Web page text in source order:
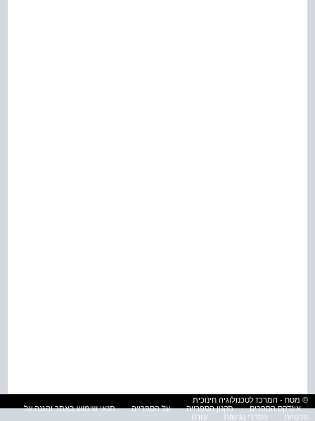
© מטח - המרכז לטכנולוגיה חינוכית
אינדקס הספרים
תקנון הספרייה על הספרייה
תנאי שימוש באתר והגנה על
פרטיות
הסדרי נגישות עזרה